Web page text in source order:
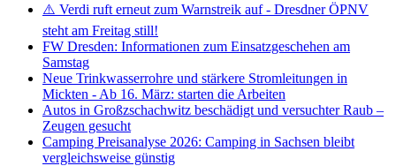
⚠️ Verdi ruft erneut zum Warnstreik auf - Dresdner ÖPNV
steht am Freitag still!
FW Dresden: Informationen zum Einsatzgeschehen am
Samstag
Neue Trinkwasserrohre und stärkere Stromleitungen in
Mickten - Ab 16. März: starten die Arbeiten
Autos in Großzschachwitz beschädigt und versuchter Raub –
Zeugen gesucht
Camping Preisanalyse 2026: Camping in Sachsen bleibt
vergleichsweise günstig